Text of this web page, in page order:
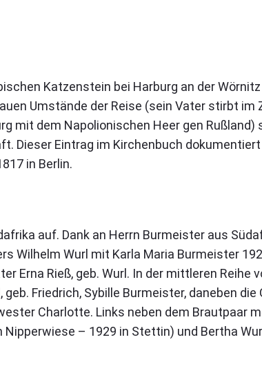
Katzenstein bei Harburg an der
Umstände der Reise (sein Vater stirbt im
mit dem Napolionischen Heer gen Rußland)
Dieser Eintrag im Kirchenbuch
in Berlin.
auf. Dank an Herrn Burmeister aus
Wilhelm Wurl mit Karla Maria Burmeister
Erna Rieß, geb. Wurl. In der mittleren Reihe
geb. Friedrich, Sybille Burmeister, daneben
Charlotte. Links neben dem Brautpaar
– 1929 in Stettin) und Bertha